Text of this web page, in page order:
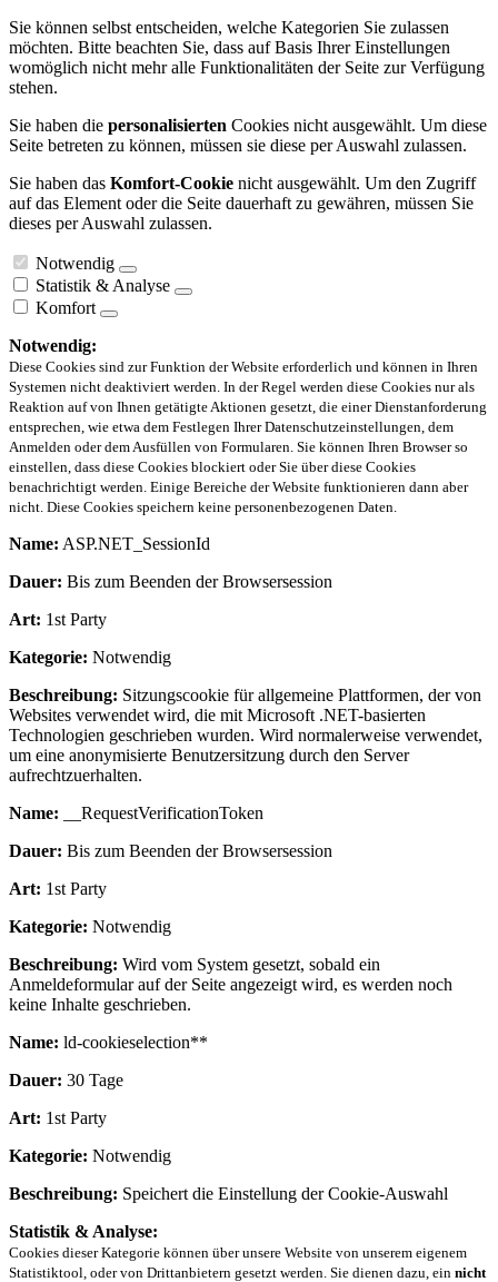
Sie können selbst entscheiden, welche Kategorien Sie zulassen
möchten. Bitte beachten Sie, dass auf Basis Ihrer Einstellungen
womöglich nicht mehr alle Funktionalitäten der Seite zur Verfügung
stehen.
Sie haben die personalisierten Cookies nicht ausgewählt. Um diese
Seite betreten zu können, müssen sie diese per Auswahl zulassen.
Sie haben das Komfort-Cookie nicht ausgewählt. Um den Zugriff
auf das Element oder die Seite dauerhaft zu gewähren, müssen Sie
dieses per Auswahl zulassen.
Notwendig
Statistik & Analyse
Komfort
Notwendig:
Diese Cookies sind zur Funktion der Website erforderlich und können in Ihren
Systemen nicht deaktiviert werden. In der Regel werden diese Cookies nur als
Reaktion auf von Ihnen getätigte Aktionen gesetzt, die einer Dienstanforderung
entsprechen, wie etwa dem Festlegen Ihrer Datenschutzeinstellungen, dem
Anmelden oder dem Ausfüllen von Formularen. Sie können Ihren Browser so
einstellen, dass diese Cookies blockiert oder Sie über diese Cookies
benachrichtigt werden. Einige Bereiche der Website funktionieren dann aber
nicht. Diese Cookies speichern keine personenbezogenen Daten.
Name: ASP.NET_SessionId
Dauer: Bis zum Beenden der Browsersession
Art: 1st Party
Kategorie: Notwendig
Beschreibung: Sitzungscookie für allgemeine Plattformen, der von
Websites verwendet wird, die mit Microsoft .NET-basierten
Technologien geschrieben wurden. Wird normalerweise verwendet,
um eine anonymisierte Benutzersitzung durch den Server
aufrechtzuerhalten.
Name: __RequestVerificationToken
Dauer: Bis zum Beenden der Browsersession
Art: 1st Party
Kategorie: Notwendig
Beschreibung: Wird vom System gesetzt, sobald ein
Anmeldeformular auf der Seite angezeigt wird, es werden noch
keine Inhalte geschrieben.
Name: ld-cookieselection**
Dauer: 30 Tage
Art: 1st Party
Kategorie: Notwendig
Beschreibung: Speichert die Einstellung der Cookie-Auswahl
Statistik & Analyse:
Cookies dieser Kategorie können über unsere Website von unserem eigenem
Statistiktool, oder von Drittanbietern gesetzt werden. Sie dienen dazu, ein nicht